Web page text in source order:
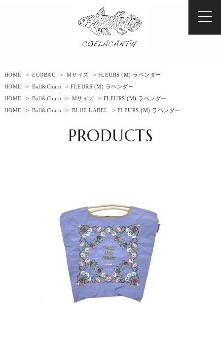
HOME > ECOBAG > Mサイズ
> FLEURS (M) ラベンダー
HOME
> Ball&Chain
> FLEURS (M) ラベンダー
HOME
> Ball&Chain > Mサイズ
> FLEURS (M) ラベンダー
HOME
> Ball&Chain > BLUE LABEL > FLEURS (M) ラベンダー
PRODUCTS